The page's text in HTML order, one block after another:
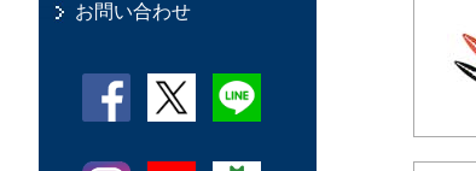
お問い合わせ